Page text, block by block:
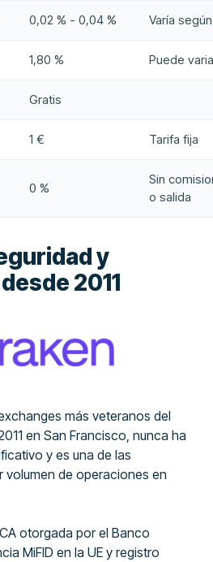
0,02 % - 0,04 % Varía
1,80 % Puede
Gratis
1 € Tarifa fija
0 %
Sin
o salida
y
2011
más veteranos del
en San Francisco, nunca ha
y es una de las
de operaciones en
otorgada por el Banco
MiFID en la UE y registro